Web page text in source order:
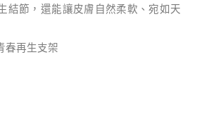
結節，還能讓皮膚自然柔軟、宛如天
春再生支架